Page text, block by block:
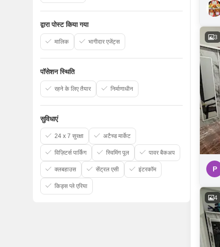
3
P
4
द्वारा पोस्ट किया गया
मालिक भागीदार एजेंट्स
पॉसेशन स्थिति
रहने के लिए तैयार निर्माणाधीन
सुविधाएं
24 x 7 सुरक्षा अटैच्ड मार्केट
विज़िटर्स पार्किंग स्विमिंग पूल पावर बैकअप
क्लबहाउस सेंट्रल एसी इंटरकॉम
किड्स प्ले एरिया